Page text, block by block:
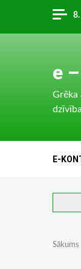
content
e
Grēka
E-
Sākums